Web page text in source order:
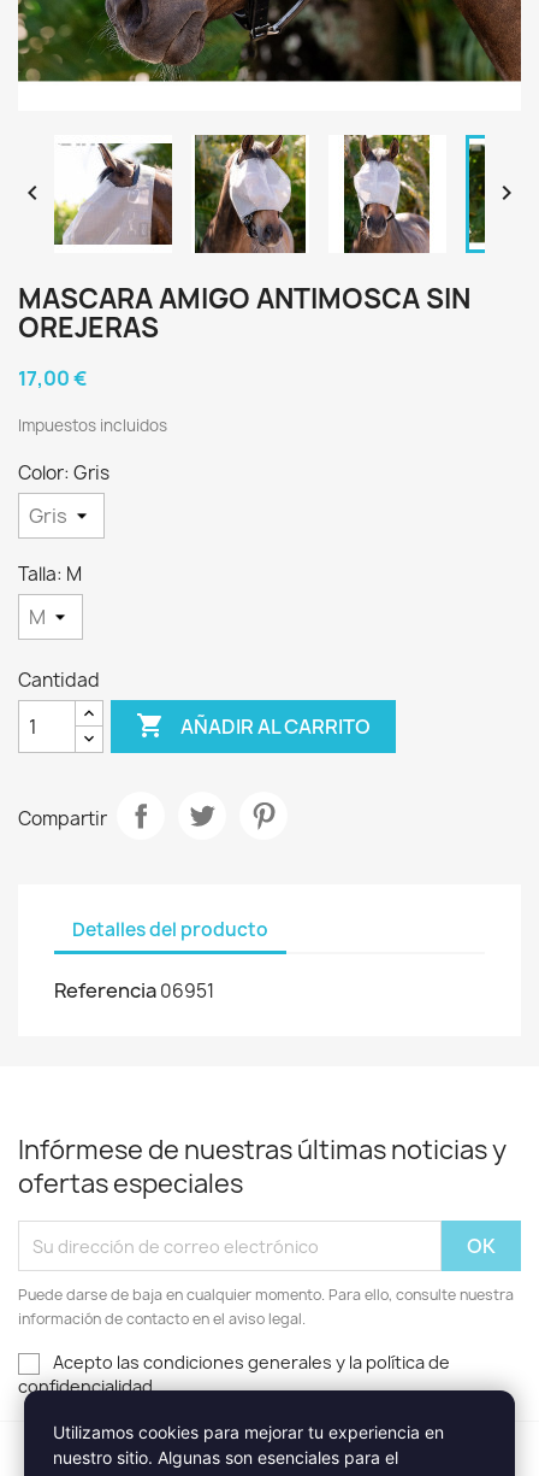
 
MASCARA AMIGO ANTIMOSCA SIN
OREJERAS
17,00 €
Impuestos incluidos
Color: Gris
Talla: M
Cantidad
 AÑADIR AL CARRITO
Compartir
Detalles del producto
Referencia06951
Infórmese de nuestras últimas noticias y
ofertas especiales
Puede darse de baja en cualquier momento. Para ello, consulte nuestra
información de contacto en el aviso legal.
Acepto las condiciones generales y la política de
confidencialidad
Utilizamos cookies para mejorar tu experiencia en
nuestro sitio. Algunas son esenciales para el